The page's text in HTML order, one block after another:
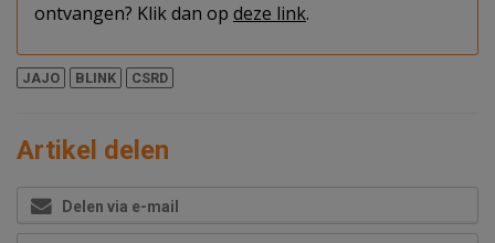
ontvangen? Klik dan op deze link.
JAJO BLINK CSRD
Artikel delen
Delen via e-mail